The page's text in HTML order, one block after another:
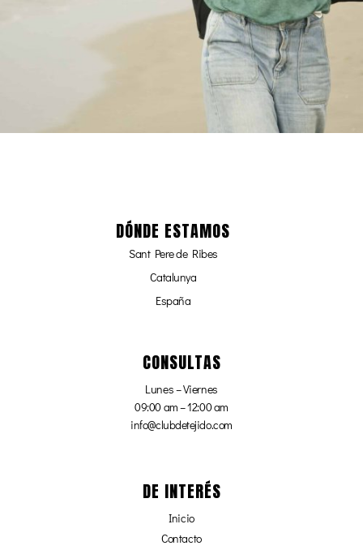
DÓNDE ESTAMOS
Sant Pere de Ribes
Catalunya
España
CONSULTAS
Lunes – Viernes
09:00 am – 12:00 am
info@clubdetejido.com
DE INTERÉS
Inicio
Contacto